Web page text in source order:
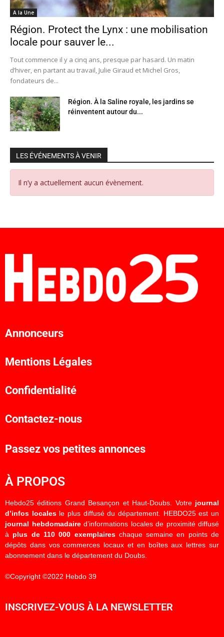
A la Une
Région. Protect the Lynx : une mobilisation
locale pour sauver le...
Tout commence il y a cinq ans, presque par hasard. Un matin
d’hiver, en partant au travail, Julie Giraud et Michel Gros,
fondateurs de...
Région. À la Saline royale, les jardins se
réinventent autour du...
LES ÉVÉNEMENTS À VENIR
Il n’y a actuellement aucun évènement.
Annonceurs
Mentions Légales
Confidentialité
Contactez-nous
Passez vos petites annonces
À PROPOS
Hebdo25 éditions Grand Besançon et Haut-Doubs. Votre journal
d’infos localesle plus diffusé du département. HEBDO25 est un
journal hebdomadaired’informations locales de proximité diffusé
à plus de 110 000 exemplaireschaque semaine en points de
dépôts dans vos commerces locaux et en boîtes aux lettres sur
abonnement dans le département du Doubs.
©Copyright ©2022 Hebdo 39
INSCRIVEZ-VOUS À LA NEWSLETTER